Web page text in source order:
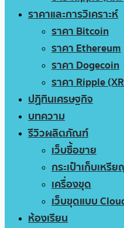
ราคาและการวิเคราะห์
ราคา Bitcoin
ราคา Ethereum
ราคา Dogecoin
ราคา Ripple
ปฏิทินเศรษฐกิจ
บทความ
รีวิวผลิตภัณฑ์
เว็บซื้อขาย
กระเป๋าเก็บเหรี
เครื่องขุด
เว็บขุดแบบ
ห้องเรียน